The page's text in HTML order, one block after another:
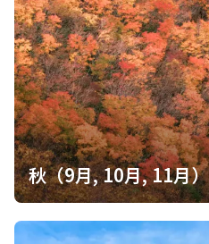
秋（9月, 10月, 11月）